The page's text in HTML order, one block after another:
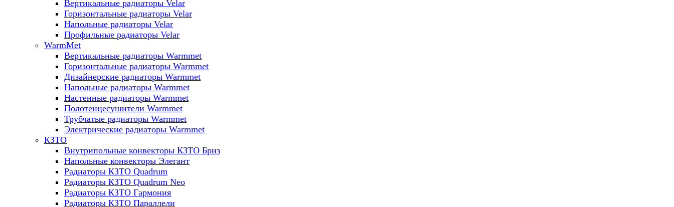
Вертикальные радиаторы Velar
Горизонтальные радиаторы Velar
Напольные радиаторы Velar
Профильные радиаторы Velar
WarmMet
Вертикальные радиаторы Warmmet
Горизонтальные радиаторы Warmmet
Дизайнерские радиаторы Warmmet
Напольные радиаторы Warmmet
Настенные радиаторы Warmmet
Полотенцесушители Warmmet
Трубчатые радиаторы Warmmet
Электрические радиаторы Warmmet
КЗТО
Внутрипольные конвекторы КЗТО Бриз
Напольные конвекторы Элегант
Радиаторы КЗТО Quadrum
Радиаторы КЗТО Quadrum Neo
Радиаторы КЗТО Гармония
Радиаторы КЗТО Параллели